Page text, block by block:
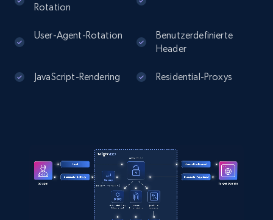
Rotation
User-Agent-Rotation
Benutzerdefinierte
Header
JavaScript-Rendering Residential-Proxys